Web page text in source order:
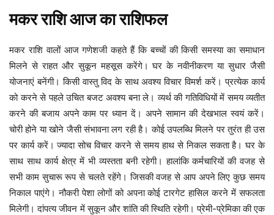
मकरराशिआजकाराशिफल
मकर राशि वालों आज गणेशजी कहते हैं कि बच्चों की किसी समस्या का समाधान
मिलने से राहत और सुकून महसूस करेंगे। घर के नवीनीकरण या सुधार जैसी
योजनाएं बनेंगी। किसी वास्तु विद के साथ अवश्य विचार विमर्श करें। प्रत्येक कार्य
को करने से पहले उचित बजट अवश्य बना ले। व्यर्थ की गतिविधियों में समय व्यतीत
करने की बजाय अपने काम पर ध्यान दें। अपने सामान की देखभाल स्वयं करें।
चोरी होने या खोने जैसी संभावना लग रही है। कोई उपलब्धि मिलने पर तुरंत ही उस
पर कार्य करें। ज्यादा सोच विचार करने से समय हाथ से निकल सकता है। घर के
साथ साथ कार्य क्षेत्र में भी व्यस्तता बनी रहेगी। हालांकि कर्मचारियों की वजह से
सभी काम सुचारू रूप से चलते रहेंगे। जिसकी वजह से आप अपने लिए कुछ समय
निकाल पाएंगे। नौकरी पेशा लोगों को अपना कोई टारगेट हासिल करने में सफलता
मिलेगी। दांपत्य जीवन में सुकून और शांति की स्थिति रहेगी। प्रेमी-प्रेमिका की एक